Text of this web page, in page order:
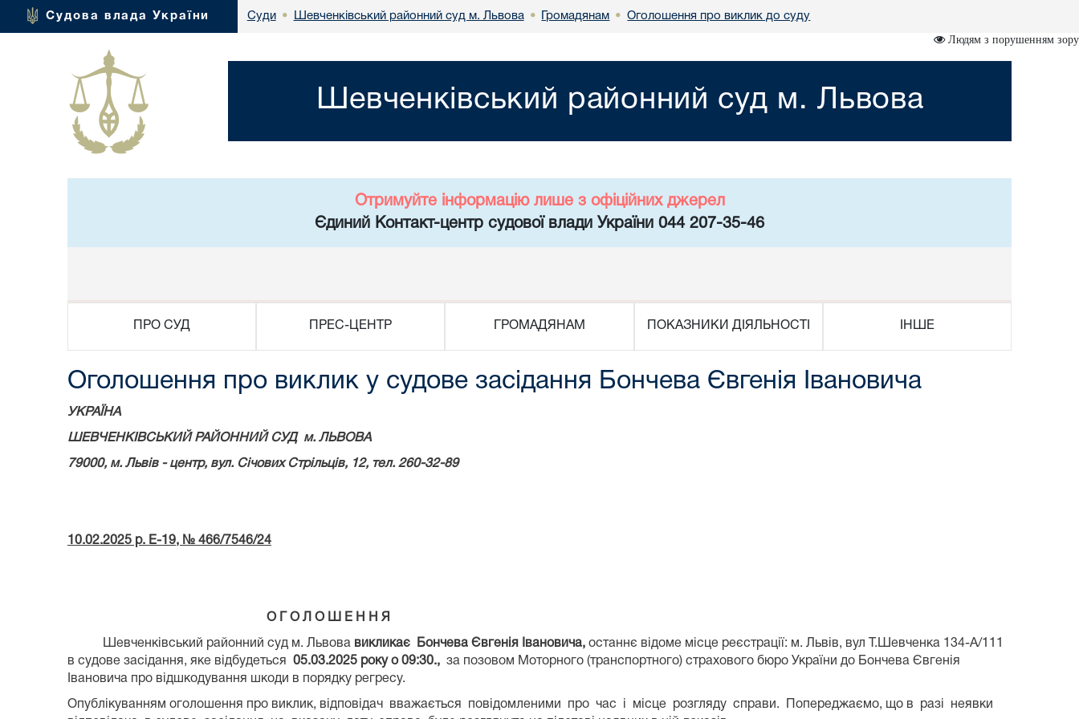
Судова влада України Суди • Шевченківський районний суд м. Львова • Громадянам • Оголошення про виклик до суду
Людям з порушенням зору
Шевченківський районний суд м. Львова
Отримуйте інформацію лише з офіційних джерел
Єдиний Контакт-центр судової влади України 044 207-35-46
ПРО СУД ПРЕС-ЦЕНТР ГРОМАДЯНАМ ПОКАЗНИКИ ДІЯЛЬНОСТІ ІНШЕ
Оголошення про виклик у судове засідання Бончева Євгенія Івановича
УКРАЇНА
ШЕВЧЕНКІВСЬКИЙ РАЙОННИЙ СУД м. ЛЬВОВА
79000, м. Львів - центр, вул. Січових Стрільців, 12, тел. 260-32-89
10.02.2025 р. Е-19, № 466/7546/24
О Г О Л О Ш Е Н Н Я
Шевченківський районний суд м. Львова викликає Бончева Євгенія Івановича, останнє відоме місце реєстрації: м. Львів, вул Т.Шевченка 134-А/111
в судове засідання, яке відбудеться 05.03.2025 року о 09:30., за позовом Моторного (транспортного) страхового бюро України до Бончева Євгенія
Івановича про відшкодування шкоди в порядку регресу.
Опублікуванням оголошення про виклик, відповідач вважається повідомленими про час і місце розгляду справи. Попереджаємо, що в разі неявки